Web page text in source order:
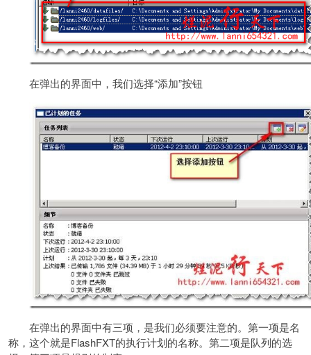
在弹出的界面中，我们选择“添加”按钮
在弹出的界面中有三项，是我们必须要注意的。第一项是名
称，这个就是FlashFXT的执行计划的名称。第二项是队列的选